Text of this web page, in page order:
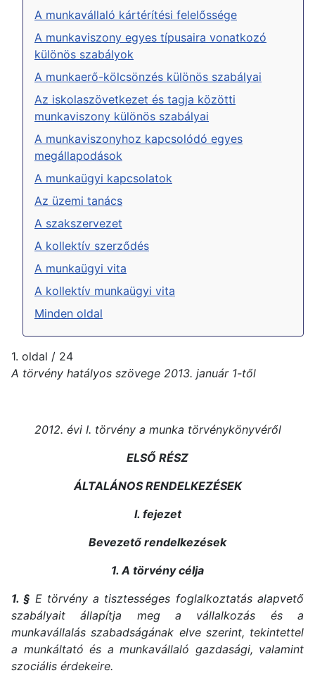
A munkavállaló kártérítési felelőssége
A munkaviszony egyes típusaira vonatkozó
különös szabályok
A munkaerő-kölcsönzés különös szabályai
Az iskolaszövetkezet és tagja közötti
munkaviszony különös szabályai
A munkaviszonyhoz kapcsolódó egyes
megállapodások
A munkaügyi kapcsolatok
Az üzemi tanács
A szakszervezet
A kollektív szerződés
A munkaügyi vita
A kollektív munkaügyi vita
Minden oldal
1. oldal / 24
A törvény hatályos szövege 2013. január 1-től
2012. évi I. törvény a munka törvénykönyvéről
ELSŐ RÉSZ
ÁLTALÁNOS RENDELKEZÉSEK
I. fejezet
Bevezető rendelkezések
1. A törvény célja
1. § E törvény a tisztességes foglalkoztatás alapvető
szabályait állapítja meg a vállalkozás és a
munkavállalás szabadságának elve szerint, tekintettel
a munkáltató és a munkavállaló gazdasági, valamint
szociális érdekeire.